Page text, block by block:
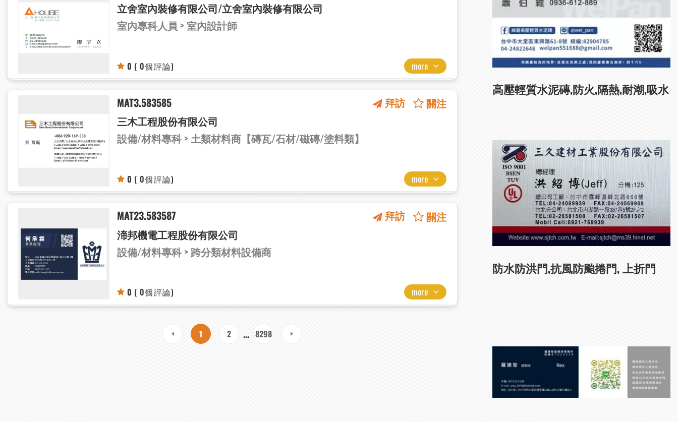
立舍室內裝修有限公司/立舍室內裝修有限公司
室內專科人員 > 室內設計師
0 ( 0個評論) more
MAT3.583585 拜訪
關注
三木工程股份有限公司
設備/材料專科 > 土類材料商【磚瓦/石材/磁磚/塗料類】
0 ( 0個評論) more
MAT23.583587 拜訪
關注
渧邦機電工程股份有限公司
設備/材料專科 > 跨分類材料設備商
0 ( 0個評論) more
1 2 ... 8298
高壓輕質水泥磚,防火,隔熱,耐潮,吸水
防水防洪門,抗風防颱捲門, 上折門